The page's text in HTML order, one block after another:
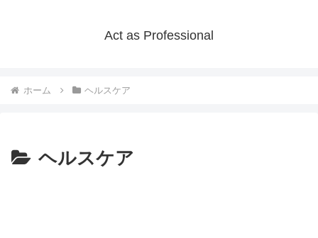
Act as Professional
ホーム ヘルスケア
ヘルスケア